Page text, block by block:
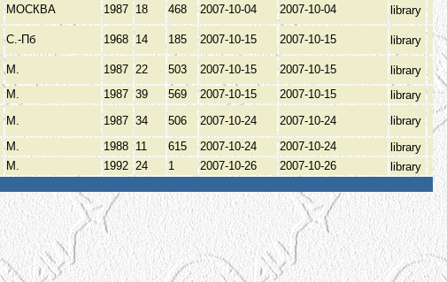
МОСКВА 1987 18 468 2007-10-04 2007-10-04 library
С.-Пб 1968 14 185 2007-10-15 2007-10-15 library
М. 1987 22 503 2007-10-15 2007-10-15
library
М. 1987 39 569 2007-10-15 2007-10-15
library
М. 1987 34 506 2007-10-24 2007-10-24
library
М. 1988 11 615 2007-10-24 2007-10-24
library
М. 1992 24 1 2007-10-26 2007-10-26
library